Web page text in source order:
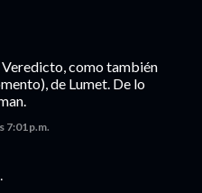
Veredicto, como también
de Lumet. De lo
7:01 p.m.